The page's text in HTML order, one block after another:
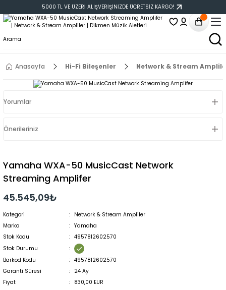
5000 TL VE ÜZERİ ALIŞVERİŞİNİZDE ÜCRETSİZ KARGO!
Anasayfa Hi-Fi Bileşenler Network & Stream
Yorumlar
Önerileriniz
Yamaha WXA-50 MusicCast Network
Streaming Amplifer
45.545,09₺
Kategori
Network & Stream Ampliler
Marka
Yamaha
Stok Kodu
4957812602570
Stok Durumu
Barkod Kodu
4957812602570
Garanti Süresi
24 Ay
Fiyat
830,00 EUR